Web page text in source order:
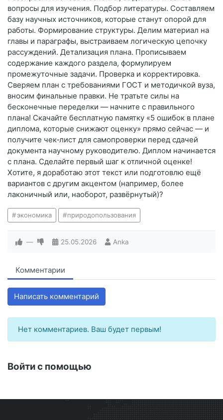
вопросы для изучения. Подбор литературы. Составляем
базу научных источников, которые станут опорой для
работы. Формирование структуры. Делим материал на
главы и параграфы, выстраиваем логическую цепочку
рассуждений. Детализация плана. Прописываем
содержание каждого раздела, формулируем
промежуточные задачи. Проверка и корректировка.
Сверяем план с требованиями ГОСТ и методичкой вуза,
вносим финальные правки. Не тратьте силы на
бесконечные переделки — начните с правильного
плана! Скачайте бесплатную памятку «5 ошибок в плане
диплома, которые снижают оценку» прямо сейчас — и
получите чек‑лист для самопроверки перед сдачей
документа научному руководителю. Диплом начинается
с плана. Сделайте первый шаг к отличной оценке!
Хотите, я доработаю этот текст или подготовлю ещё
вариантов с другим акцентом (например, более
лаконичный или, наоборот, развёрнутый)?
экономика природопользования
— 25.05.2026 Anka
Комментарии
Написать комментарий
Нет комментариев. Ваш будет первым!
Войти с помощью